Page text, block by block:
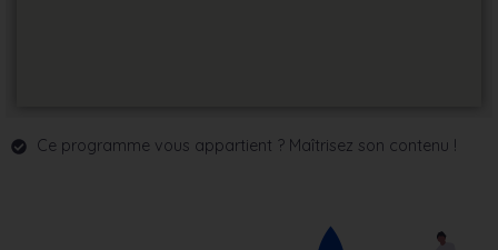
Ce programme vous appartient ? Maîtrisez son contenu !